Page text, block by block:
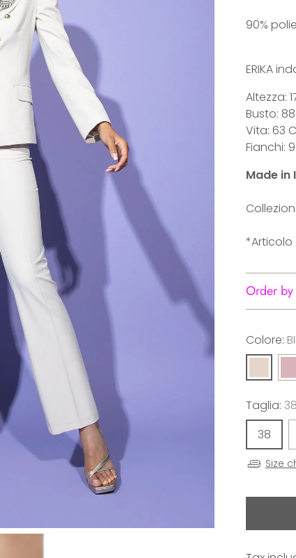
90%
ERIKA
Altezza:
Busto:
Vita: 63
Fianchi:
Made in
Order by
Colore:
Taglia: 38
38
Size